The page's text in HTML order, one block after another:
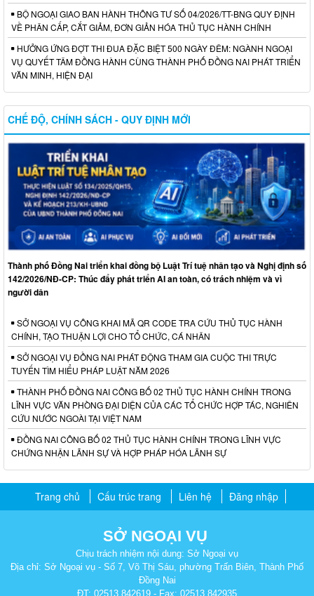
BỘ NGOẠI GIAO BAN HÀNH THÔNG TƯ SỐ 04/2026/TT-BNG QUY ĐỊNH
VỀ PHÂN CẤP, CẮT GIẢM, ĐƠN GIẢN HÓA THỦ TỤC HÀNH CHÍNH
HƯỞNG ỨNG ĐỢT THI ĐUA ĐẶC BIỆT 500 NGÀY ĐÊM: NGÀNH NGOẠI
VỤ QUYẾT TÂM ĐỒNG HÀNH CÙNG THÀNH PHỐ ĐỒNG NAI PHÁT TRIỂN
VĂN MINH, HIỆN ĐẠI
CHẾ ĐỘ, CHÍNH SÁCH - QUY ĐỊNH MỚI
Thành phố Đồng Nai triển khai đồng bộ Luật Trí tuệ nhân tạo và Nghị định số
142/2026/NĐ-CP: Thúc đẩy phát triển AI an toàn, có trách nhiệm và vì
người dân
SỞ NGOẠI VỤ CÔNG KHAI MÃ QR CODE TRA CỨU THỦ TỤC HÀNH
CHÍNH, TẠO THUẬN LỢI CHO TỔ CHỨC, CÁ NHÂN
SỞ NGOẠI VỤ ĐỒNG NAI PHÁT ĐỘNG THAM GIA CUỘC THI TRỰC
TUYẾN TÌM HIỂU PHÁP LUẬT NĂM 2026
THÀNH PHỐ ĐỒNG NAI CÔNG BỐ 02 THỦ TỤC HÀNH CHÍNH TRONG
LĨNH VỰC VĂN PHÒNG ĐẠI DIỆN CỦA CÁC TỔ CHỨC HỢP TÁC, NGHIÊN
CỨU NƯỚC NGOÀI TẠI VIỆT NAM
ĐỒNG NAI CÔNG BỐ 02 THỦ TỤC HÀNH CHÍNH TRONG LĨNH VỰC
CHỨNG NHẬN LÃNH SỰ VÀ HỢP PHÁP HÓA LÃNH SỰ
Trang chủ Cấu trúc trang Liên hệ Đăng nhập
SỞ NGOẠI VỤ
Chịu trách nhiệm nội dung: Sở Ngoại vụ
Địa chỉ: Sở Ngoại vụ - Số 7, Võ Thị Sáu, phường Trấn Biên, Thành Phố
Đồng Nai
ĐT: 02513.842619 - Fax: 02513.842935